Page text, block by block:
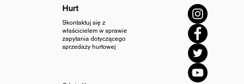
Hurt
Skontaktuj się z
właścicielem w sprawie
zapytania dotyczącego
sprzedaży hurtowej